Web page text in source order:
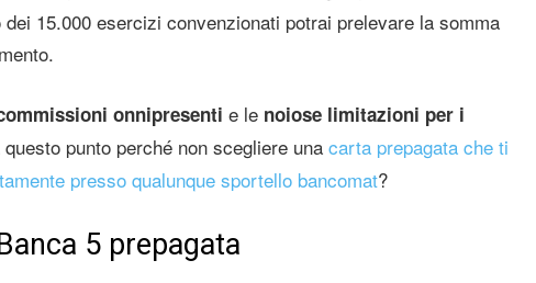
15.000 esercizi convenzionati potrai prelevare la somma
onnipresenti e le noiose limitazioni per i
punto perché non scegliere una carta prepagata che ti
presso qualunque sportello bancomat?
5 prepagata